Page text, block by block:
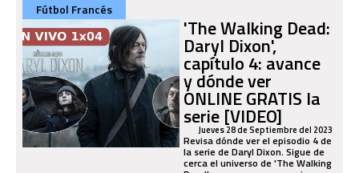
Fútbol Francés
'The Walking Dead:
Daryl Dixon',
capítulo 4: avance
y dónde ver
ONLINE GRATIS la
serie [VIDEO]
Jueves 28 de Septiembre del 2023
Revisa dónde ver el episodio 4 de
la serie de Daryl Dixon. Sigue de
cerca el universo de 'The Walking